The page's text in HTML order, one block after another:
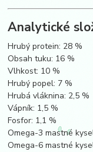
Analytické
Hrubý protein: 28 %
Obsah tuku: 16 %
Vlhkost: 10 %
Hrubý popel: 7 %
Hrubá vláknina: 2,5 %
Vápník: 1,5 %
Fosfor: 1,1 %
Omega-3 mastné
Omega-6 mastné